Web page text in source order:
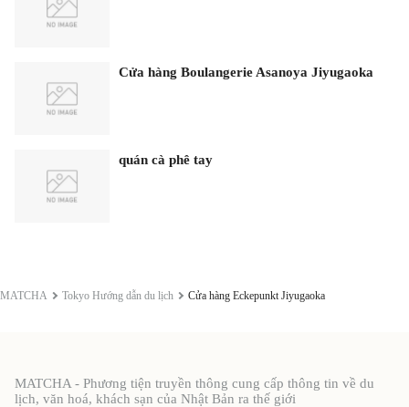
Cửa hàng Boulangerie Asanoya Jiyugaoka
quán cà phê tay
MATCHA Tokyo Hướng dẫn du lịch Cửa hàng Eckepunkt Jiyugaoka
MATCHA - Phương tiện truyền thông cung cấp thông tin về du
lịch, văn hoá, khách sạn của Nhật Bản ra thế giới